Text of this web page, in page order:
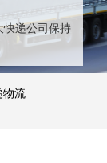
快递公司保持
多个性化需求
物流